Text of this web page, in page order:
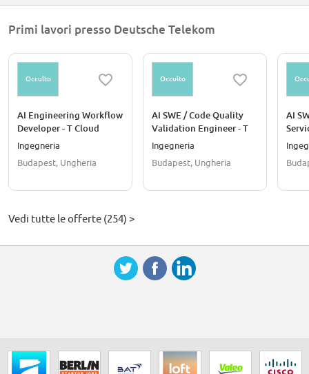
Primi lavori presso Deutsche Telekom
Occulto
AI Engineering Workflow
Developer - T Cloud
Public (REF5739F)
Ingegneria
Budapest, Ungheria
Occulto
AI SWE / Code Quality
Validation Engineer - T
Cloud Public (REF5736M)
Ingegneria
Budapest, Ungheria
AI
Vedi tutte le offerte (254) >